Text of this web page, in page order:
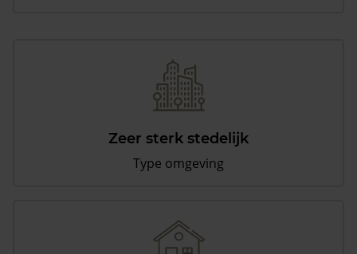
Zeer sterk stedelijk
Type omgeving